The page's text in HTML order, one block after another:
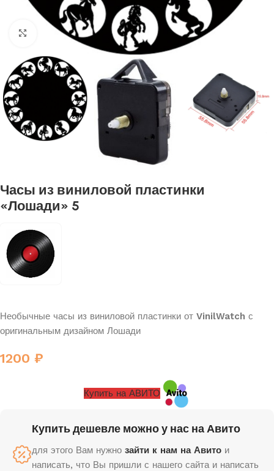
Нажмите, чтобы увеличить
Часы из виниловой пластинки
«Лошади» 5
Необычные часы из виниловой пластинки от VinilWatch с
оригинальным дизайном Лошади
1200 ₽
Купить на АВИТО
Купить дешевле можно у нас на Авито
для этого Вам нужно зайти к нам на Авито и
написать, что Вы пришли с нашего сайта и написать